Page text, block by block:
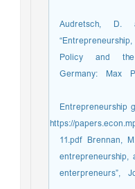
13.Audretsch,
Policy and the
Germany: Max
https://
11.pdf Brennan,